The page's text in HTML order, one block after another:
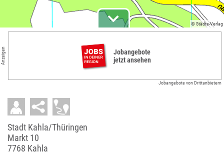
© Städte-Verlag
Anzeigen
Jobangebote
jetzt ansehen
Jobangebote von Drittanbietern
Stadt Kahla/Thüringen
Markt 10
7768 Kahla